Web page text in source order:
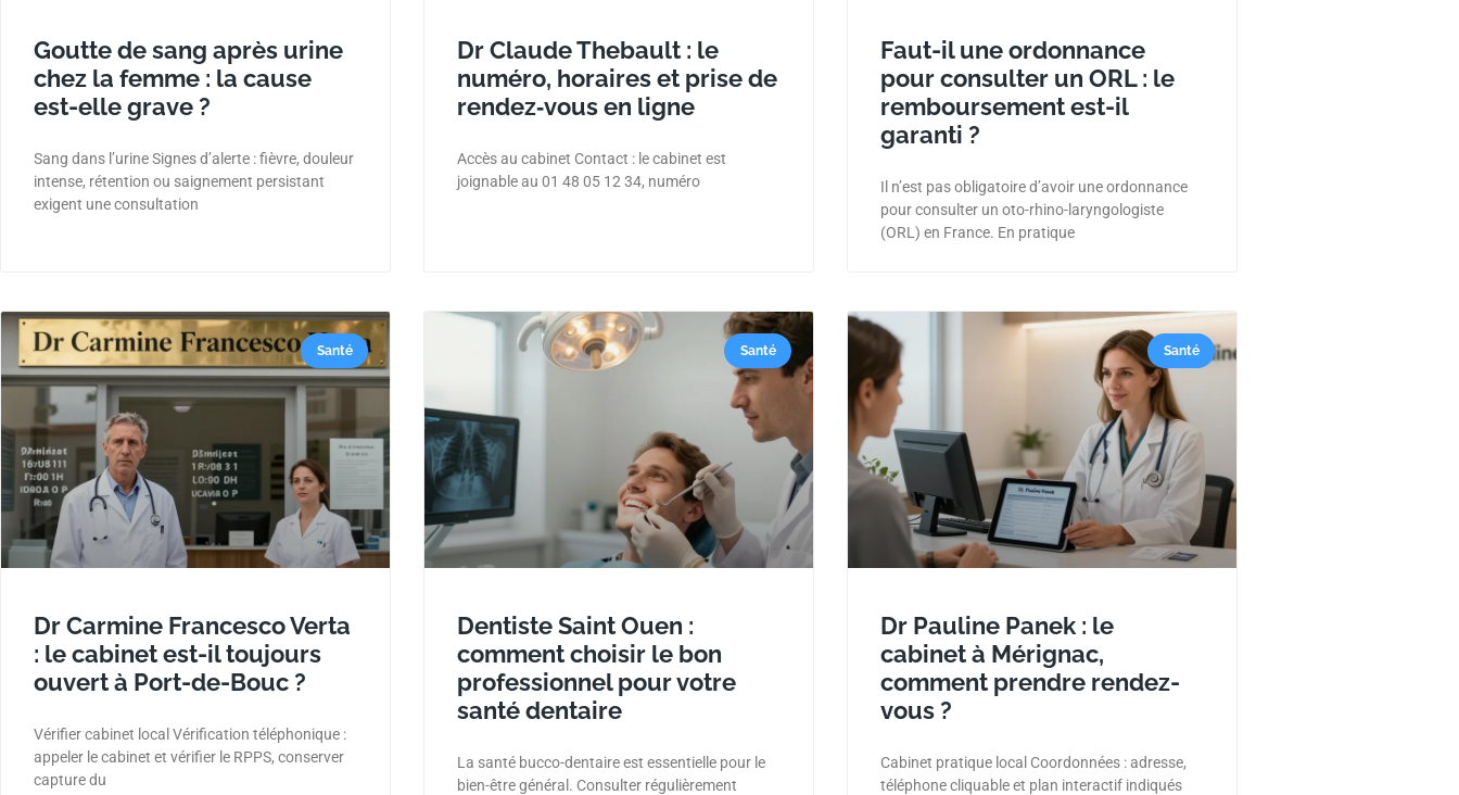
Goutte de sang après urine
chez la femme : la cause
est-elle grave ?
Sang dans l’urine Signes d’alerte : fièvre, douleur
intense, rétention ou saignement persistant
exigent une consultation
Dr Claude Thebault : le
numéro, horaires et prise de
rendez‑vous en ligne
Accès au cabinet Contact : le cabinet est
joignable au 01 48 05 12 34, numéro
Faut-il une ordonnance
pour consulter un ORL : le
remboursement est-il
garanti ?
Il n’est pas obligatoire d’avoir une ordonnance
pour consulter un oto-rhino-laryngologiste
(ORL) en France. En pratique
Santé
Dr Carmine Francesco Verta
: le cabinet est-il toujours
ouvert à Port-de-Bouc ?
Vérifier cabinet local Vérification téléphonique :
appeler le cabinet et vérifier le RPPS, conserver
capture du
Santé
Dentiste Saint Ouen :
comment choisir le bon
professionnel pour votre
santé dentaire
La santé bucco-dentaire est essentielle pour le
bien-être général. Consulter régulièrement
Santé
Dr Pauline Panek : le
cabinet à Mérignac,
comment prendre rendez-
vous ?
Cabinet pratique local Coordonnées : adresse,
téléphone cliquable et plan interactif indiqués